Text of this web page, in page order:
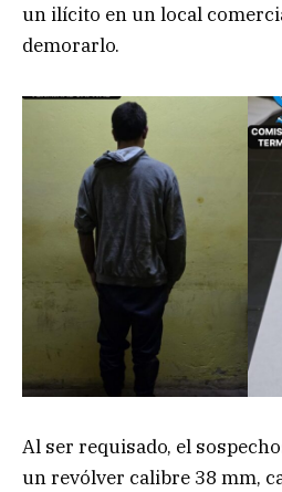
un ilícito en un local
demorarlo.
Al ser requisado, el
un revólver calibre 38 mm,